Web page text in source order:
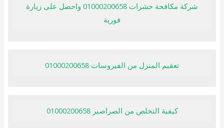
شركة مكافحة حشرات 01000200658 واحصل على زيارة
فورية
تعقيم المنزل من الفيروسات 01000200658
كيفية التخلص من الصراصير 01000200658